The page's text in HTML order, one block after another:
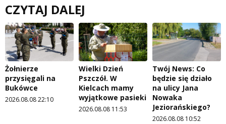
CZYTAJ DALEJ
Żołnierze
przysięgali na
Bukówce
2026.08.08 22:10
Wielki Dzień
Pszczół. W
Kielcach mamy
wyjątkowe pasieki
2026.08.08 11:53
Twój News: Co
będzie się działo
na ulicy Jana
Nowaka
Jeziorańskiego?
2026.08.08 10:52